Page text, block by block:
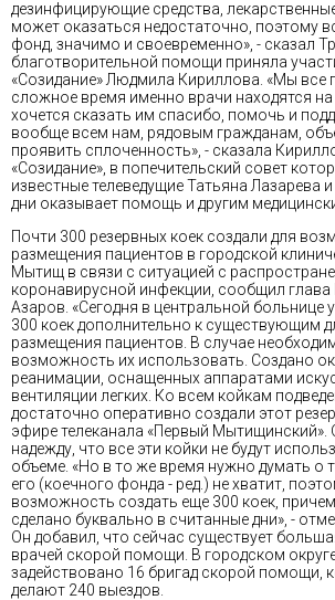
дезинфицирующие средства,
может оказаться недостаточно, поэтому
фонд, значимо и своевременно», - сказал
благотворительной помощи приняла
«Созидание» Людмила Кириллова. «Мы все
сложное время именно врачи находятся на
хочется сказать им спасибо, помочь и
вообще всем нам, рядовым гражданам,
проявить сплоченность», - сказала
«Созидание», в попечительский совет
известные телеведущие Татьяна Лазарева
дни оказывает помощь и другим
Почти 300 резервных коек создали для
размещения пациентов в городской
Мытищ в связи с ситуацией с
коронавирусной инфекции, сообщил
Азаров. «Сегодня в центральной больнице
300 коек дополнительно к существующим
размещения пациентов. В случае
возможность их использовать. Создано
реанимации, оснащенных аппаратами
вентиляции легких. Ко всем койкам
достаточно оперативно создали этот
эфире телеканала «Первый Мытищинский».
надежду, что все эти койки не будут
объеме. «Но в то же время нужно думать о
его (коечного фонда - ред.) не хватит,
возможность создать еще 300 коек,
сделано буквально в считанные дни», -
Он добавил, что сейчас существует
врачей скорой помощи. В городском
задействовано 16 бригад скорой помощи,
делают 240 выездов.